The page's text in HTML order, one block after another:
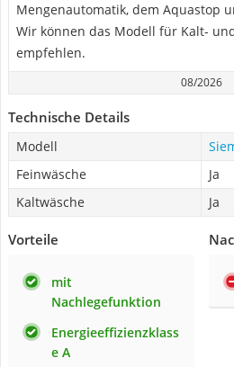
Mengenautomatik, dem Aquastop
Wir können das Modell für Kalt-
empfehlen.
08/2026
Technische Details
Modell
Feinwäsche
Ja
Kaltwäsche
Ja
Vorteile
mit
Nachlegefunktion
Energieeffizienzklass
e A